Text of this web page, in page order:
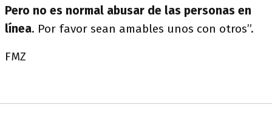
Pero no es normal abusar de las personas en
línea. Por favor sean amables unos con otros”.
FMZ